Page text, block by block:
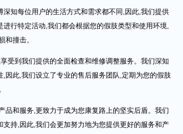
知每位用户的生活方式和需求都不同,因此,我们提供
行特定活动,我们都会根据您的假肢类型和使用环境,
和撞击。
受到我们提供的全面检查和维修调整服务。我们深知
因此,我们设立了专业的售后服务团队,定期为您的假肢
品和服务,更致力于成为您康复路上的坚实后盾。我们
持,因此,我们会更加努力地为您提供更好的服务和产